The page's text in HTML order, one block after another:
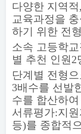
다양한 지역적 ,
교육과정을
하기 위한 전
소속 고등학
별 추천 인원2
단계별 전형으
3배수를 선발
수를 합산하
서류평가:지
등)를 종합적